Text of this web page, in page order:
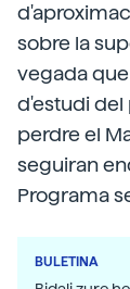
sobre la
vegada
d'estudi del
perdre el
seguiran
Programa
BULETINA